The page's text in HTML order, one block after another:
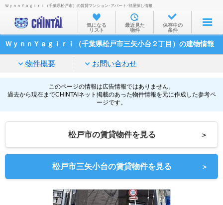
お部屋を探す
沿線・駅から
家賃相場から
通勤通学時間から
物件特集から
不動産会社から
TOP
ＷｙｎｎＹａｇｉｒｉ（千葉県松戸市）の賃貸マンション･アパート･部屋探し情報
気になる
リスト
最近見た
物件
保存中の
条件
ＷｙｎｎＹａｇｉｒｉ（千葉県松戸市三矢小台２丁目）の建物情報
物件概要 お問い合わせ
このページの情報は広告情報ではありません。
過去から現在までCHINTAIネット掲載のあった物件情報を元に作成した参考ペ
ージです。
松戸市の賃貸物件を見る ＞
松戸市三矢小台の賃貸物件を見る ＞